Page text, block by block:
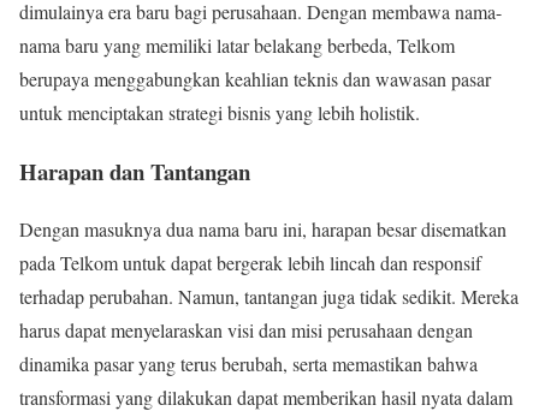
dimulainya era baru bagi perusahaan. Dengan membawa nama-
nama baru yang memiliki latar belakang berbeda, Telkom
berupaya menggabungkan keahlian teknis dan wawasan pasar
untuk menciptakan strategi bisnis yang lebih holistik.
Harapan dan Tantangan
Dengan masuknya dua nama baru ini, harapan besar disematkan
pada Telkom untuk dapat bergerak lebih lincah dan responsif
terhadap perubahan. Namun, tantangan juga tidak sedikit. Mereka
harus dapat menyelaraskan visi dan misi perusahaan dengan
dinamika pasar yang terus berubah, serta memastikan bahwa
transformasi yang dilakukan dapat memberikan hasil nyata dalam